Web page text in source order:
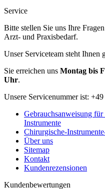
Service
Bitte stellen Sie uns Ihre
Arzt- und Praxisbedarf.
Unser Serviceteam steht Ihnen
Sie erreichen uns Montag bis
Uhr.
Unsere Servicenummer ist: +49
Gebrauchsanweisung
Instrumente
Chirurgische-
Über uns
Sitemap
Kontakt
Kundenrezensionen
Kundenbewertungen